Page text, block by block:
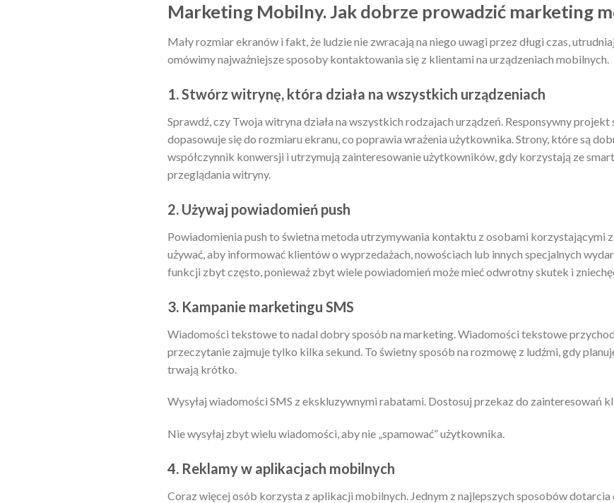
Marketing Mobilny. Jak dobrze prowadzić marketing
Mały rozmiar ekranów i fakt, że ludzie nie zwracają na niego uwagi przez długi czas,
omówimy najważniejsze sposoby kontaktowania się z klientami na urządzeniach mobilnych.
1. Stwórz witrynę, która działa na wszystkich urządzeniach
Sprawdź, czy Twoja witryna działa na wszystkich rodzajach urządzeń. Responsywny
dopasowuje się do rozmiaru ekranu, co poprawia wrażenia użytkownika. Strony, które są
współczynnik konwersji i utrzymują zainteresowanie użytkowników, gdy korzystają ze
przeglądania witryny.
2. Używaj powiadomień push
Powiadomienia push to świetna metoda utrzymywania kontaktu z osobami korzystającymi
używać, aby informować klientów o wyprzedażach, nowościach lub innych specjalnych
funkcji zbyt często, ponieważ zbyt wiele powiadomień może mieć odwrotny skutek i
3. Kampanie marketingu SMS
Wiadomości tekstowe to nadal dobry sposób na marketing. Wiadomości tekstowe
przeczytanie zajmuje tylko kilka sekund. To świetny sposób na rozmowę z ludźmi, gdy
trwają krótko.
Wysyłaj wiadomości SMS z ekskluzywnymi rabatami. Dostosuj przekaz do zainteresowań
Nie wysyłaj zbyt wielu wiadomości, aby nie „spamować” użytkownika.
4. Reklamy w aplikacjach mobilnych
Coraz więcej osób korzysta z aplikacji mobilnych. Jednym z najlepszych sposobów